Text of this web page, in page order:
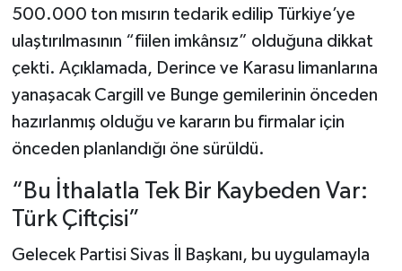
500.000 ton mısırın tedarik edilip Türkiye’ye
ulaştırılmasının “fiilen imkânsız” olduğuna dikkat
çekti. Açıklamada, Derince ve Karasu limanlarına
yanaşacak Cargill ve Bunge gemilerinin önceden
hazırlanmış olduğu ve kararın bu firmalar için
önceden planlandığı öne sürüldü.
“Bu İthalatla Tek Bir Kaybeden Var:
Türk Çiftçisi”
Gelecek Partisi Sivas İl Başkanı, bu uygulamayla